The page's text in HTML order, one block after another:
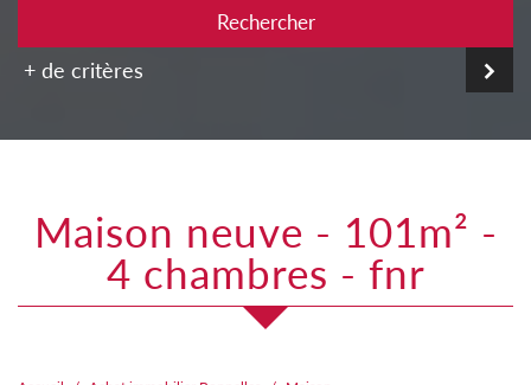
Rechercher
+ de critères
maison neuve - 101m² -
4 chambres - fnr